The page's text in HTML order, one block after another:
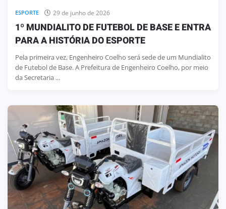
ESPORTE 29 de junho de 2026
1º MUNDIALITO DE FUTEBOL DE BASE E ENTRA
PARA A HISTÓRIA DO ESPORTE
Pela primeira vez, Engenheiro Coelho será sede de um Mundialito
de Futebol de Base. A Prefeitura de Engenheiro Coelho, por meio
da Secretaria ...